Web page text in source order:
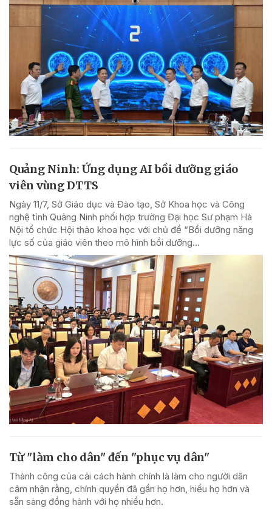
Quảng Ninh: Ứng dụng AI bồi dưỡng giáo
viên vùng DTTS
Ngày 11/7, Sở Giáo dục và Đào tạo, Sở Khoa học và Công
nghệ tỉnh Quảng Ninh phối hợp trường Đại học Sư phạm Hà
Nội tổ chức Hội thảo khoa học với chủ đề “Bồi dưỡng năng
lực số của giáo viên theo mô hình bồi dưỡng...
Từ "làm cho dân" đến "phục vụ dân"
Thành công của cải cách hành chính là làm cho người dân
cảm nhận rằng, chính quyền đã gần họ hơn, hiểu họ hơn và
sẵn sàng đồng hành với họ nhiều hơn.